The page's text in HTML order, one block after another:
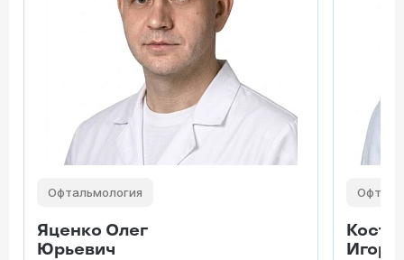
Офтальмология
Яценко Олег
Юрьевич